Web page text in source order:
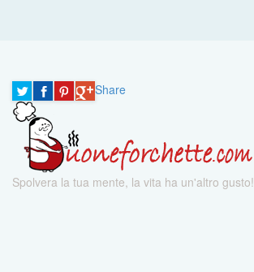
Share
Spolvera la tua mente, la vita ha un'altro gusto!